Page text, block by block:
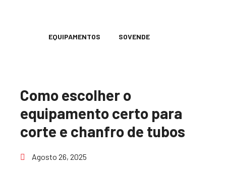
EQUIPAMENTOS SOVENDE
Como escolher o
equipamento certo para
corte e chanfro de tubos
Agosto 26, 2025